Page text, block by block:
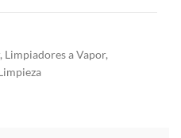
, Limpiadores a Vapor,